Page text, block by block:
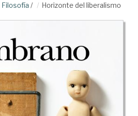
Filosofía / Horizonte del liberalismo